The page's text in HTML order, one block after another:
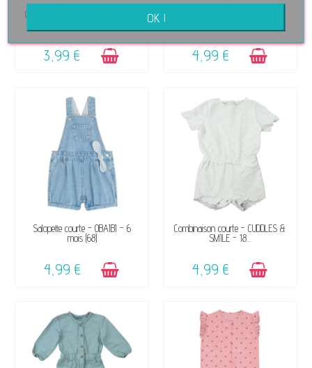
Combinaison - MOULIN ROTY - 18
3,99 € 4,99 €
DISPONIBLE
Salopette courte - OBAÏBI - 6
mois (68)
4,99 €
DISPONIBLE
Combinaison courte - CUDDLES &
SMILE - 18...
4,99 €
OK !